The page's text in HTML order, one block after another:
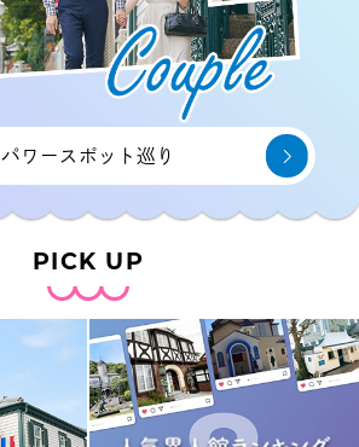
パワースポット巡り
PICK UP